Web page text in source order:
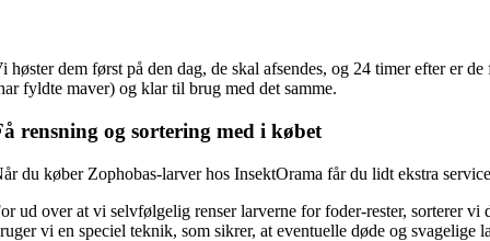
høster dem først på den dag, de skal afsendes, og 24 timer efter er
fyldte maver) og klar til brug med det samme.
rensning og sortering med i købet
du køber Zophobas-larver hos InsektOrama får du lidt ekstra
ud over at vi selvfølgelig renser larverne for foder-rester, sorterer
vi en speciel teknik, som sikrer, at eventuelle døde og svagelige